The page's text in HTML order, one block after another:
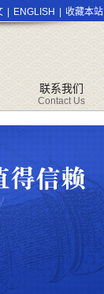
联系我们
Contact Us
ENGLISH 收藏本站